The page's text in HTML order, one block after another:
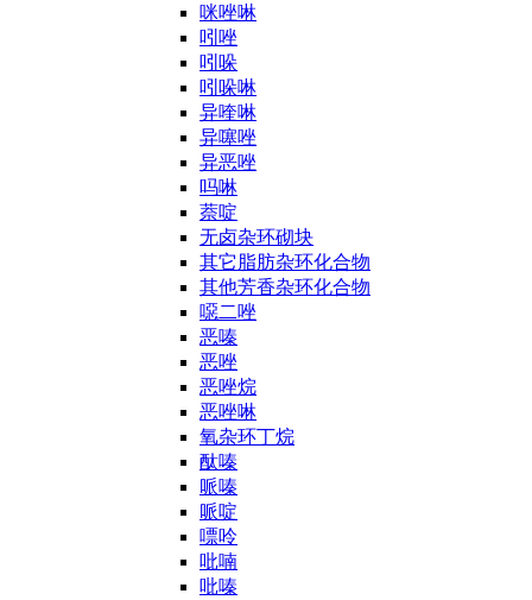
咪唑啉
吲唑
吲哚
吲哚啉
异喹啉
异噻唑
异恶唑
吗啉
萘啶
无卤杂环砌块
其它脂肪杂环化合物
其他芳香杂环化合物
噁二唑
恶嗪
恶唑
恶唑烷
恶唑啉
氧杂环丁烷
酞嗪
哌嗪
哌啶
嘌呤
吡喃
吡嗪